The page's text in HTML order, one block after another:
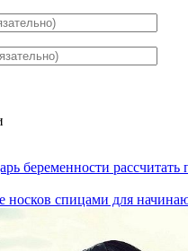
беременности рассчитать
носков спицами для